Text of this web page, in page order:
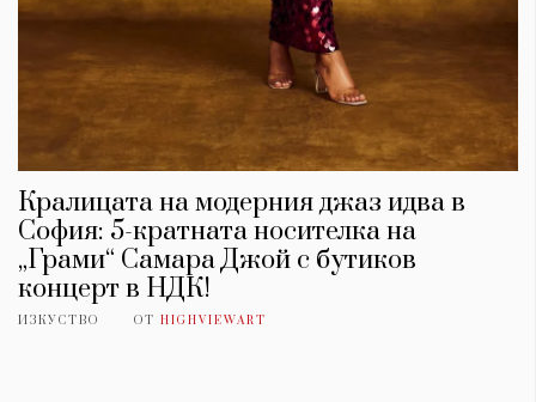
Кралицата на модерния джаз идва в
София: 5-кратната носителка на
„Грами“ Самара Джой с бутиков
концерт в НДК!
ИЗКУСТВО ОТ HIGHVIEWART